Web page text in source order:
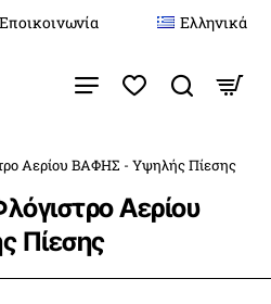
Εποικοινωνία Ελληνικά
Αερίου
Πίεσης
Αερίου ΒΑΦΗΣ - Υψηλής Πίεσης